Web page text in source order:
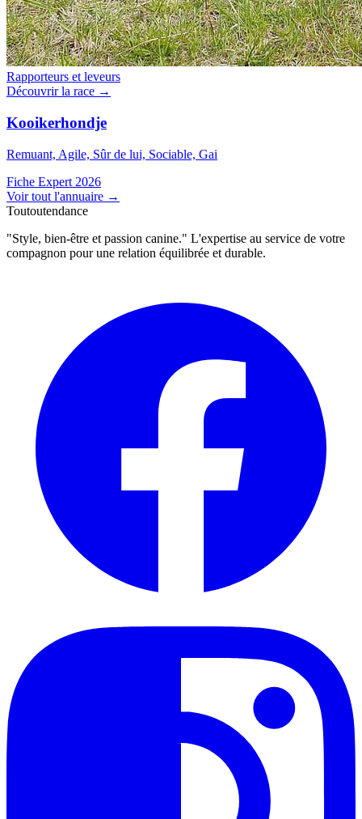
Rapporteurs et leveurs
Découvrir la race →
Kooikerhondje
Remuant, Agile, Sûr de lui, Sociable, Gai
Fiche Expert 2026
Voir tout l'annuaire →
Toutoutendance
"Style, bien-être et passion canine." L'expertise au service de votre
compagnon pour une relation équilibrée et durable.